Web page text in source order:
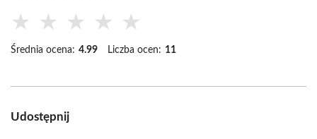
★ ★ ★ ★ ★
Średnia ocena: 4.99 Liczba ocen: 11
Udostępnij